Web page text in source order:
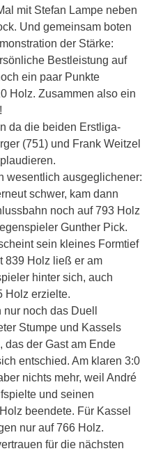
mit Stefan Lampe neben
Und gemeinsam boten
der Stärke:
Bestleistung auf
ein paar Punkte
Holz. Zusammen also ein
da die beiden Erstliga-
(751) und Frank Weitzel
wesentlich ausgeglichener:
schwer, kam dann
noch auf 793 Holz
Gunther Pick.
sein kleines Formtief
839 Holz ließ er am
hinter sich, auch
Holz erzielte.
noch das Duell
Stumpe und Kassels
das der Gast am Ende
entschied. Am klaren 3:0
nichts mehr, weil André
und seinen
beendete. Für Kassel
nur auf 766 Holz.
für die nächsten